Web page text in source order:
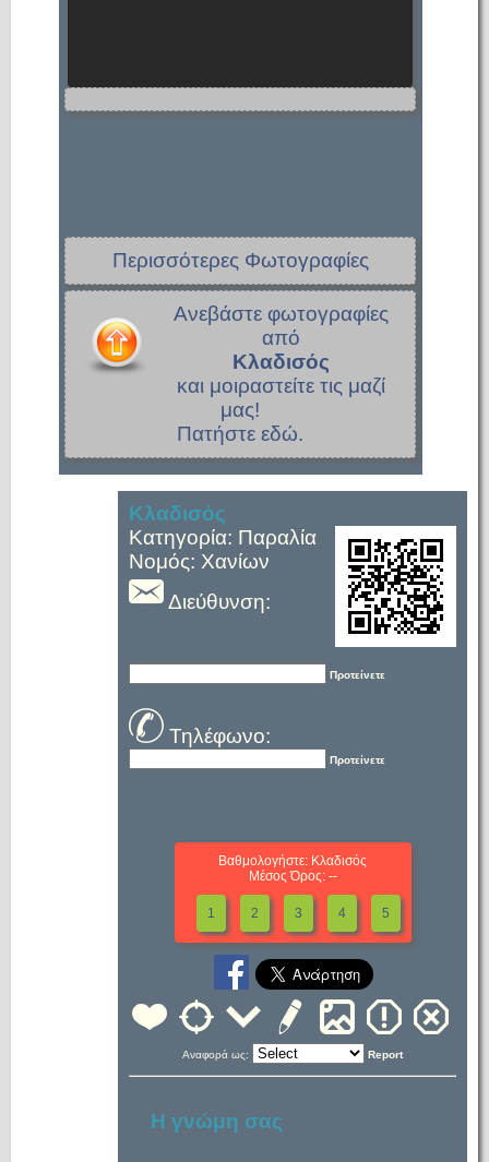
Περισσότερες Φωτογραφίες
Ανεβάστε φωτογραφίες
από
Κλαδισός
και μοιραστείτε τις μαζί
μας!
Πατήστε εδώ.
Κλαδισός
Κατηγορία: Παραλία
Νομός: Χανίων
Διεύθυνση:
Προτείνετε
Τηλέφωνο:
Προτείνετε
Βαθμολογήστε: Κλαδισός
Μέσος Όρος: --
1 2 3 4 5
Αναφορά ως: Report
Η γνώμη σας